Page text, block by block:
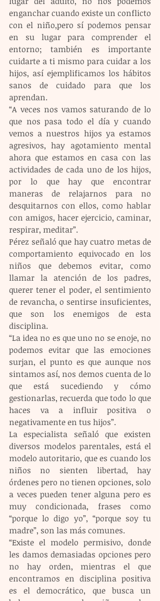
enganchar cuando existe un conflicto
con el niño,pero sí podemos pensar
en su lugar para comprender el
entorno; también es importante
cuidarte a ti mismo para cuidar a los
hijos, así ejemplificamos los hábitos
sanos de cuidado para que los
aprendan.
“A veces nos vamos saturando de lo
que nos pasa todo el día y cuando
vemos a nuestros hijos ya estamos
agresivos, hay agotamiento mental
ahora que estamos en casa con las
actividades de cada uno de los hijos,
por lo que hay que encontrar
maneras de relajarnos para no
desquitarnos con ellos, como hablar
con amigos, hacer ejercicio, caminar,
respirar, meditar”.
Pérez señaló que hay cuatro metas de
comportamiento equivocado en los
niños que debemos evitar, como
llamar la atención de los padres,
querer tener el poder, el sentimiento
de revancha, o sentirse insuficientes,
que son los enemigos de esta
disciplina.
“La idea no es que uno no se enoje, no
podemos evitar que las emociones
surjan, el punto es que aunque nos
sintamos así, nos demos cuenta de lo
que está sucediendo y cómo
gestionarlas, recuerda que todo lo que
haces va a influir positiva o
negativamente en tus hijos”.
La especialista señaló que existen
diversos modelos parentales, está el
modelo autoritario, que es cuando los
niños no sienten libertad, hay
órdenes pero no tienen opciones, solo
a veces pueden tener alguna pero es
muy condicionada, frases como
“porque lo digo yo”, “porque soy tu
madre”, son las más comunes.
“Existe el modelo permisivo, donde
les damos demasiadas opciones pero
no hay orden, mientras el que
encontramos en disciplina positiva
es el democrático, que busca un